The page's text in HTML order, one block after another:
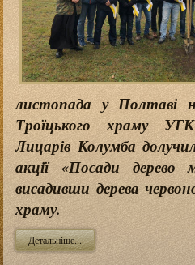
листопада у Полтаві
Троїцького храму
Лицарів Колумба
акції «Посади дерево
висадивши дерева
храму.
Детальніше...